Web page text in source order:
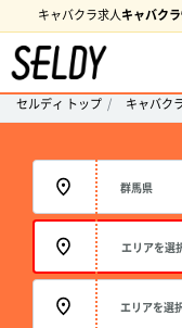
キャバクラ求人キャバク
セルディ トップ キャバク